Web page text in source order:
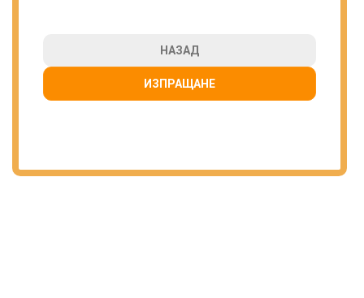
НАЗАД
ИЗПРАЩАНЕ